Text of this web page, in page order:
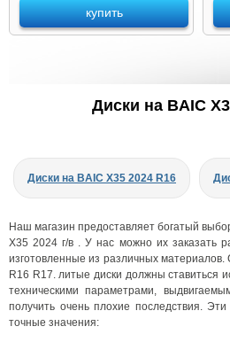
купить
Диски на BAIC
Диски на BAIC X35 2024 R16
Наш магазин предоставляет богатый
X35 2024 г/в . У нас можно их заказать
изготовленные из различных
R16 R17. литые диски должны ставиться
техническими параметрами,
получить очень плохие последствия.
точные значения: